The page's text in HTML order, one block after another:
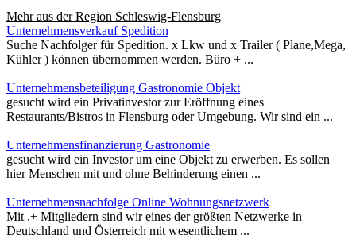
Mehr aus der Region Schleswig-Flensburg
Unternehmensverkauf Spedition
Suche Nachfolger für Spedition. x Lkw und x Trailer ( Plane,Mega,
Kühler ) können übernommen werden. Büro + ...
Unternehmensbeteiligung Gastronomie Objekt
gesucht wird ein Privatinvestor zur Eröffnung eines
Restaurants/Bistros in Flensburg oder Umgebung. Wir sind ein ...
Unternehmensfinanzierung Gastronomie
gesucht wird ein Investor um eine Objekt zu erwerben. Es sollen
hier Menschen mit und ohne Behinderung einen ...
Unternehmensnachfolge Online Wohnungsnetzwerk
Mit .+ Mitgliedern sind wir eines der größten Netzwerke in
Deutschland und Österreich mit wesentlichem ...